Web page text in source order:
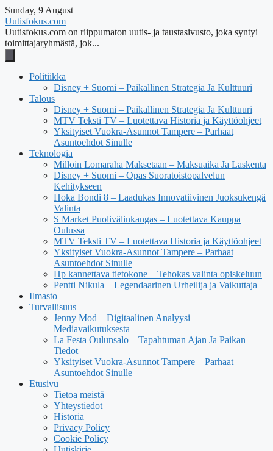
Sunday, 9 August
Uutisfokus.com
Uutisfokus.com on riippumaton uutis- ja taustasivusto, joka syntyi
toimittajaryhmästä, jok...
Politiikka
Disney + Suomi – Paikallinen Strategia Ja Kulttuuri
Talous
Disney + Suomi – Paikallinen Strategia Ja Kulttuuri
MTV Teksti TV – Luotettava Historia ja Käyttöohjeet
Yksityiset Vuokra-Asunnot Tampere – Parhaat
Asuntoehdot Sinulle
Teknologia
Milloin Lomaraha Maksetaan – Maksuaika Ja Laskenta
Disney + Suomi – Opas Suoratoistopalvelun
Kehitykseen
Hoka Bondi 8 – Laadukas Innovatiivinen Juoksukengä
Valinta
S Market Puolivälinkangas – Luotettava Kauppa
Oulussa
MTV Teksti TV – Luotettava Historia ja Käyttöohjeet
Yksityiset Vuokra-Asunnot Tampere – Parhaat
Asuntoehdot Sinulle
Hp kannettava tietokone – Tehokas valinta opiskeluun
Pentti Nikula – Legendaarinen Urheilija ja Vaikuttaja
Ilmasto
Turvallisuus
Jenny Mod – Digitaalinen Analyysi
Mediavaikutuksesta
La Festa Oulunsalo – Tapahtuman Ajan Ja Paikan
Tiedot
Yksityiset Vuokra-Asunnot Tampere – Parhaat
Asuntoehdot Sinulle
Etusivu
Tietoa meistä
Yhteystiedot
Historia
Privacy Policy
Cookie Policy